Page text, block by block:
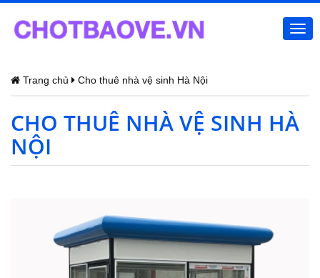
Trang chủ Cho thuê nhà vệ sinh Hà Nội
CHO THUÊ NHÀ VỆ SINH HÀ
NỘI